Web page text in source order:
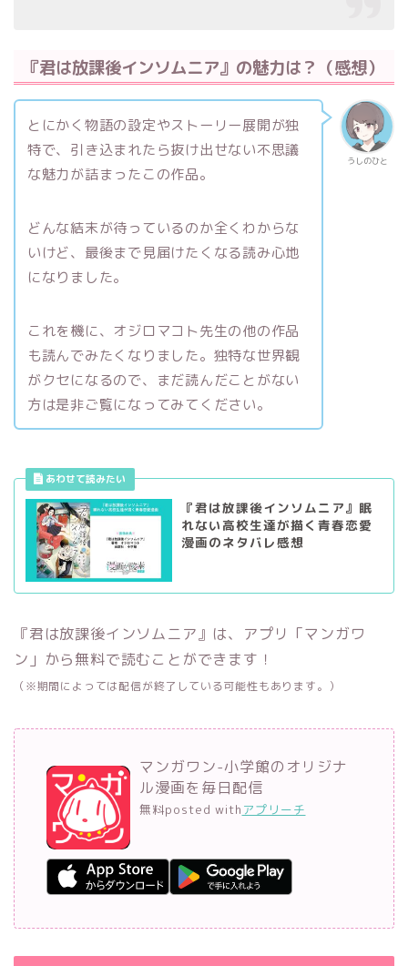
『君は放課後インソムニア』の魅力は？（感想）
うしのひと
とにかく物語の設定やストーリー展開が独
特で、引き込まれたら抜け出せない不思議
な魅力が詰まったこの作品。
どんな結末が待っているのか全くわからな
いけど、最後まで見届けたくなる読み心地
になりました。
これを機に、オジロマコト先生の他の作品
も読んでみたくなりました。独特な世界観
がクセになるので、まだ読んだことがない
方は是非ご覧になってみてください。
『君は放課後インソムニア』眠
れない高校生達が描く青春恋愛
漫画のネタバレ感想
『君は放課後インソムニア』は、アプリ「マンガワ
ン」から無料で読むことができます！
（※期間によっては配信が終了している可能性もあります。）
マンガワン-小学館のオリジナ
ル漫画を毎日配信
無料posted with アプリーチ